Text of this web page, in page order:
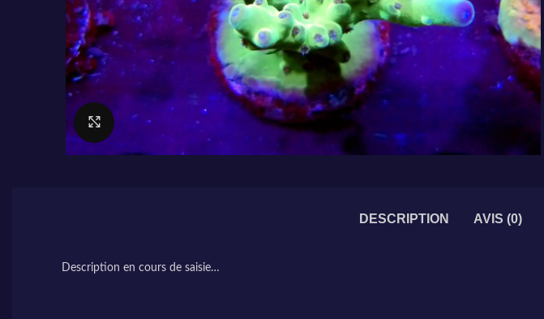
Cliquez pour agrandir
DESCRIPTION AVIS (0)
Description en cours de saisie…